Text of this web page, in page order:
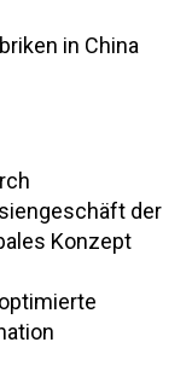
in China
der
Konzept